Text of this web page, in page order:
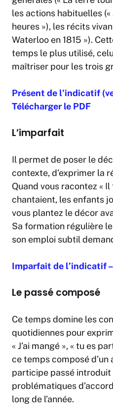
les actions habituelles («
heures »), les récits
Waterloo en 1815 »).
temps le plus utilisé,
maîtriser pour les trois
Présent de l’indicatif
Télécharger le PDF
L’imparfait
Il permet de poser le
contexte, d’exprimer la
Quand vous racontez «
chantaient, les enfants
vous plantez le décor
Sa formation régulière
son emploi subtil
Imparfait de l’indicatif
Le passé composé
Ce temps domine les
quotidiennes pour
« J’ai mangé », « tu es
ce temps composé d’un
participe passé introduit
problématiques
long de l’année.